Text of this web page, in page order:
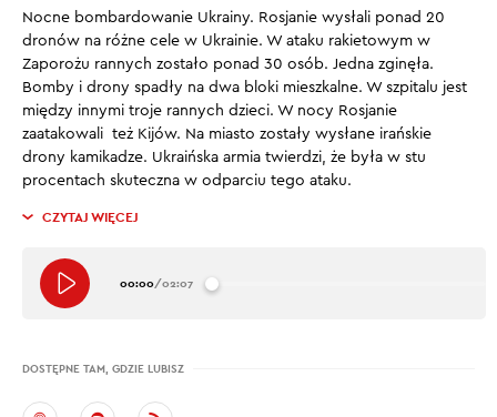
Nocne bombardowanie Ukrainy. Rosjanie wysłali ponad 20
dronów na różne cele w Ukrainie. W ataku rakietowym w
Zaporożu rannych zostało ponad 30 osób. Jedna zginęła.
Bomby i drony spadły na dwa bloki mieszkalne. W szpitalu jest
między innymi troje rannych dzieci. W nocy Rosjanie
zaatakowali też Kijów. Na miasto zostały wysłane irańskie
drony kamikadze. Ukraińska armia twierdzi, że była w stu
procentach skuteczna w odparciu tego ataku.
CZYTAJ WIĘCEJ
00:00/02:07
DOSTĘPNE TAM, GDZIE LUBISZ